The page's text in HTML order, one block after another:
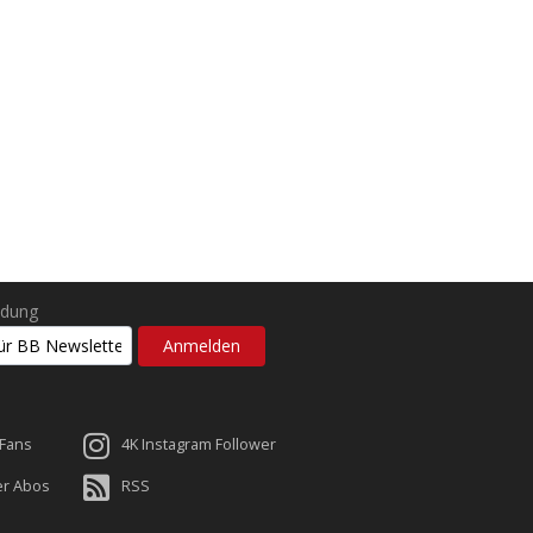
4K Instagram Follower
Abos RSS